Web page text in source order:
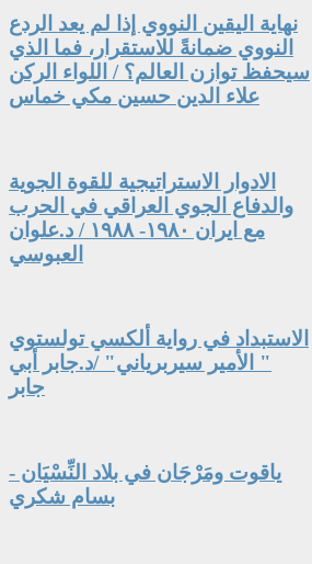
نهاية اليقين النووي إذا لم يعد الردع
النووي ضمانةً للاستقرار، فما الذي
سيحفظ توازن العالم؟ / اللواء الركن
علاء الدين حسين مكي خماس
الادوار الاستراتيجية للقوة الجوية
والدفاع الجوي العراقي في الحرب
مع ايران ١٩٨٠- ١٩٨٨ / د.علوان
العبوسي
الاستبداد في رواية ألكسي تولستوي
" الأمير سيربرياني" /د.جابر أبي
جابر
ياقوت ومَرْجَان في بلاد النِّسْيَان -
بسام شكري